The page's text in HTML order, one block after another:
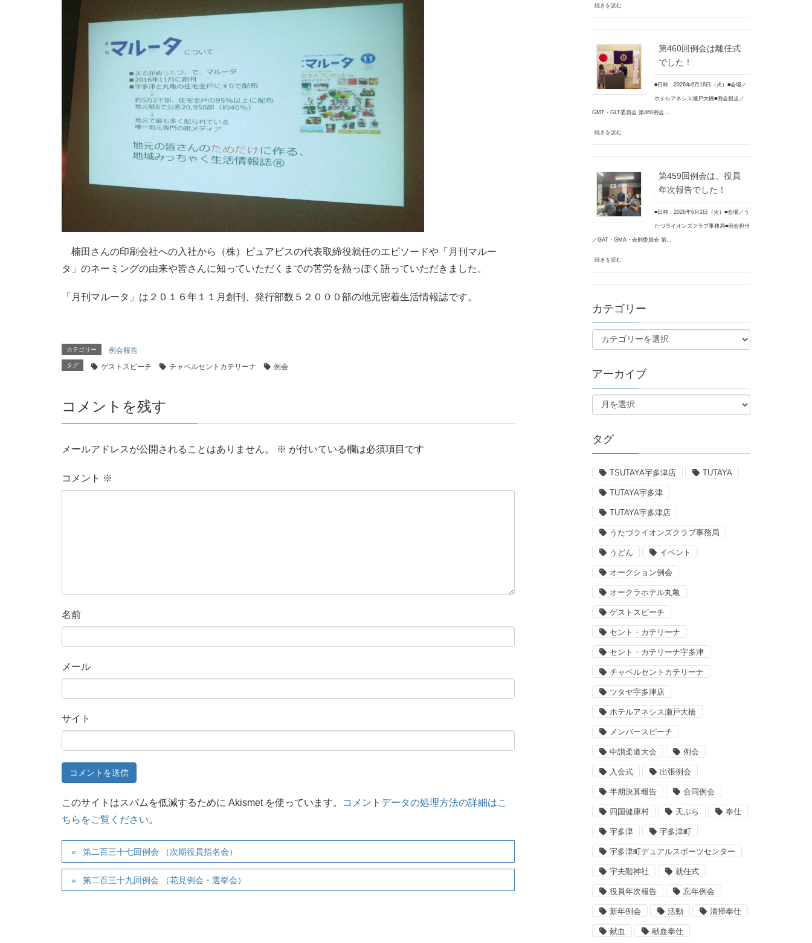
楠田さんの印刷会社への入社から（株）ピュアビスの代表取締役就任のエピソードや「月刊マルー
タ」のネーミングの由来や皆さんに知っていただくまでの苦労を熱っぽく語っていただきました。
「月刊マルータ」は２０１６年１１月創刊、発行部数５２０００部の地元密着生活情報誌です。
カテゴリー 例会報告
タグ ゲストスピーチ チャペルセントカテリーナ 例会
コメントを残す
メールアドレスが公開されることはありません。 ※ が付いている欄は必須項目です
コメント ※
名前
メール
サイト
このサイトはスパムを低減するために Akismet を使っています。
コメントデータの処理方法の詳細はこ
ちらをご覧ください。
第二百三十七回例会 （次期役員指名会）
第二百三十九回例会 （花見例会・選挙会）
続きを読む
第460回例会は離任式
でした！
■日時：2026年6月16日（火）■会場／
ホテルアネシス瀬戸大橋■例会担当／
GMT・GLT委員会 第460例会…
続きを読む
第459回例会は、役員
年次報告でした！
■日時：2026年6月2日（火）■会場／う
たづライオンズクラブ事務局■例会担当
／GAT・GMA・会則委員会 第…
続きを読む
カテゴリー
アーカイブ
タグ
TSUTAYA宇多津店 TUTAYA
TUTAYA宇多津
TUTAYA宇多津店
うたづライオンズクラブ事務局
うどん イベント
オークション例会
オークラホテル丸亀
ゲストスピーチ
セント・カテリーナ
セント・カテリーナ宇多津
チャペルセントカテリーナ
ツタヤ宇多津店
ホテルアネシス瀬戸大橋
メンバースピーチ
中讃柔道大会 例会
入会式 出張例会
半期決算報告 合同例会
四国健康村 天ぷら 奉仕
宇多津 宇多津町
宇多津町デュアルスポーツセンター
宇夫階神社 就任式
役員年次報告 忘年例会
新年例会 活動 清掃奉仕
献血 献血奉仕